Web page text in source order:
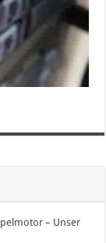
– Unser